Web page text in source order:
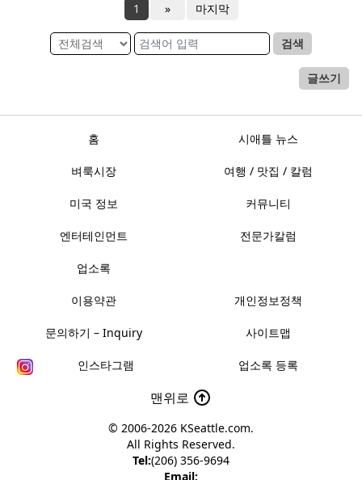
1 » 마지막
검색
글쓰기
홈 시애틀 뉴스
벼룩시장 여행 / 맛집 / 칼럼
미국 정보 커뮤니티
엔터테인먼트 전문가칼럼
업소록
이용약관 개인정보정책
문의하기 – Inquiry 사이트맵
인스타그램 업소록 등록
맨위로
© 2006-2026 KSeattle.com.
All Rights Reserved.
Tel:(206) 356-9694
Email: